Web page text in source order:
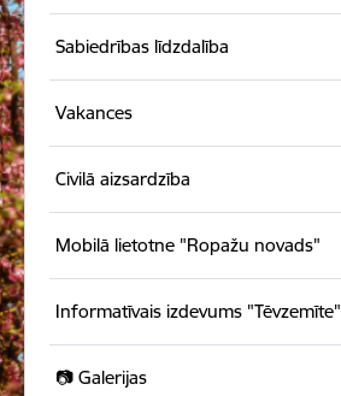
Sabiedrības līdzdalība
Vakances
Civilā aizsardzība
Mobilā lietotne "Ropažu novads"
Informatīvais izdevums "Tēvzemīte"
📷 Galerijas